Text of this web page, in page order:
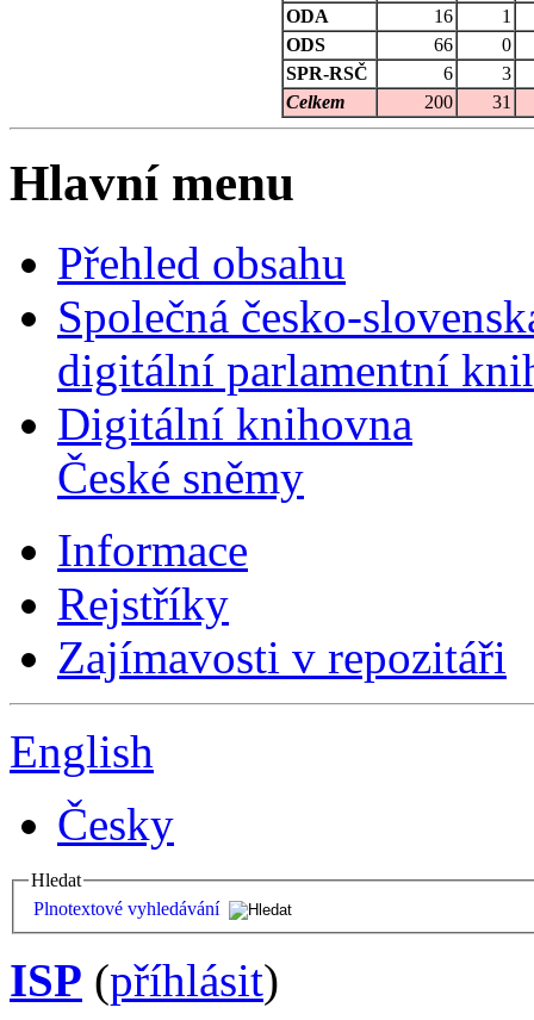
ODA
16
1
ODS
66
0
SPR-RSČ
6
3
Celkem
200 31
Hlavní menu
Přehled obsahu
Společná česko-
digitální parlamentní
Digitální knihovna
České sněmy
Informace
Rejstříky
Zajímavosti v repozitáři
English
Česky
Hledat
Plnotextové vyhledávání
ISP (příhlásit)